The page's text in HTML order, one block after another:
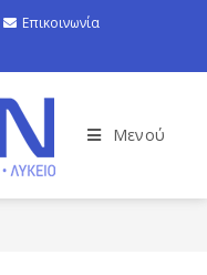
Επικοινωνία
Μενού